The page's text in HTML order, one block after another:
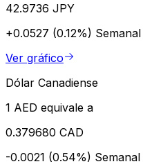
42.9736 JPY
+0.0527 (0.12%) Semanal
Ver gráfico
Dólar Canadiense
1 AED equivale a
0.379680 CAD
-0.0021 (0.54%) Semanal